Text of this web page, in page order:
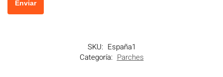
SKU: España1
Categoría: Parches